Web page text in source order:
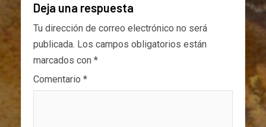
Deja una respuesta
Tu dirección de correo electrónico no será
publicada. Los campos obligatorios están
marcados con *
Comentario *